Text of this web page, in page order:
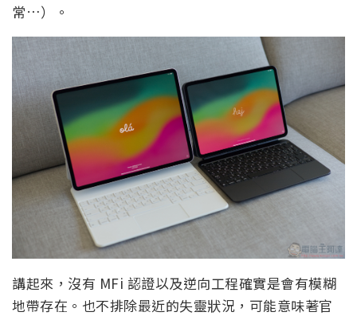
常…）。
講起來，沒有 MFi 認證以及逆向工程確實是會有模糊
地帶存在。也不排除最近的失靈狀況，可能意味著官